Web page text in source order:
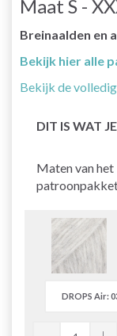
Maat S -
Breinaalden en
Bekijk hier alle
Bekijk de
DIT IS WAT
Maten van het